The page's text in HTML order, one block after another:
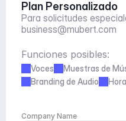
Plan Personalizado
business@mubert.com
Funciones posibles:
Voces
Muestras de
Branding de Audio
Company Name